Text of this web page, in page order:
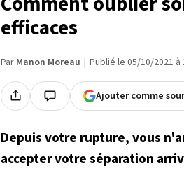
efficaces
Par Manon Moreau Publié le 05/10/2021 à
Ajouter comme
Depuis votre rupture, vous
accepter votre séparation